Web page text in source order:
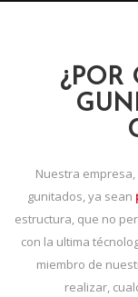
¿POR
Nuestra
gunitados, ya sean
estructura, que no
con la ultima
miembro de
realizar,